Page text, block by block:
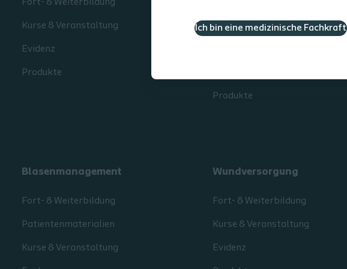
Ich bin eine medizinische Fachkraft
Fort- & Weiterbildung
Kurse & Veranstaltung
Evidenz
Produkte
Patientenmaterialien
Produkte
Blasenmanagement
Fort- & Weiterbildung
Patientenmaterialien
Kurse & Veranstaltung
Wundversorgung
Fort- & Weiterbildung
Kurse & Veranstaltung
Evidenz